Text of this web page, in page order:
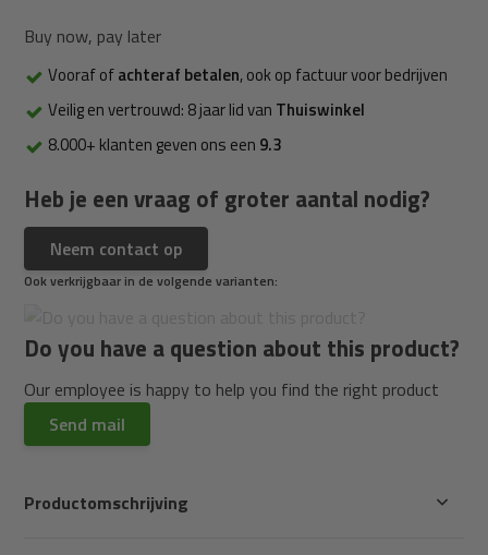
Buy now, pay later
Vooraf ofachteraf betalen, ook op factuur voor bedrijven
Veilig en vertrouwd: 8 jaar lid van Thuiswinkel
8.000+ klanten geven ons een 9.3
Heb je een vraag of groter aantal nodig?
Neem contact op
Ook verkrijgbaar in de volgende varianten:
Do you have a question about this product?
Our employee is happy to help you find the right product
Send mail
Productomschrijving